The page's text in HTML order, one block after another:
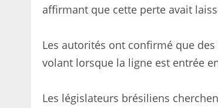
affirmant que cette perte avait
Les autorités ont confirmé que
volant lorsque la ligne est entrée
Les législateurs brésiliens